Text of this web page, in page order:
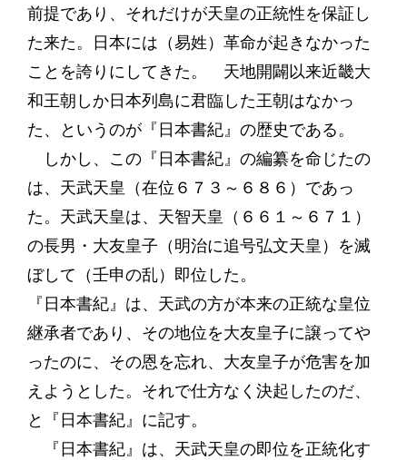
前提であり、それだけが天皇の正統性を保証し
た来た。日本には（易姓）革命が起きなかった
ことを誇りにしてきた。 天地開闢以来近畿大
和王朝しか日本列島に君臨した王朝はなかっ
た、というのが『日本書紀』の歴史である。
しかし、この『日本書紀』の編纂を命じたの
は、天武天皇（在位６７３～６８６）であっ
た。天武天皇は、天智天皇（６６１～６７１）
の長男・大友皇子（明治に追号弘文天皇）を滅
ぼして（壬申の乱）即位した。
『日本書紀』は、天武の方が本来の正統な皇位
継承者であり、その地位を大友皇子に譲ってや
ったのに、その恩を忘れ、大友皇子が危害を加
えようとした。それで仕方なく決起したのだ、
と『日本書紀』に記す。
『日本書紀』は、天武天皇の即位を正統化す